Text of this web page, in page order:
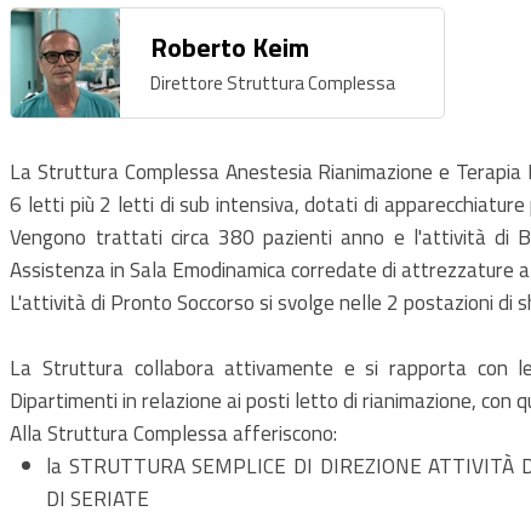
Roberto Keim
Direttore Struttura Complessa
La Struttura Complessa Anestesia Rianimazione e
6 letti più 2 letti di sub intensiva, dotati di
Vengono trattati circa 380 pazienti anno e l'attività di
Assistenza in Sala Emodinamica corredate di attrezzature
L'attività di Pronto Soccorso si svolge nelle 2 postazioni di
La Struttura collabora attivamente e si rapporta con
Dipartimenti in relazione ai posti letto di rianimazione, con
Alla Struttura Complessa afferiscono:
la STRUTTURA SEMPLICE DI DIREZIONE ATTIVITÀ
DI SERIATE